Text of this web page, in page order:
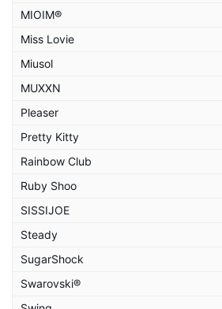
MIOIM®
Miss Lovie
Miusol
MUXXN
Pleaser
Pretty Kitty
Rainbow Club
Ruby Shoo
SISSIJOE
Steady
SugarShock
Swarovski®